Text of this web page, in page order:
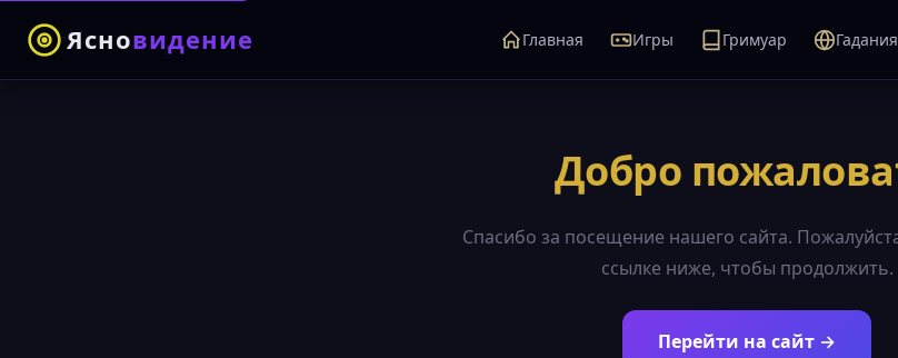
Ясновидение Главная Игры Гримуар Гадания
Добро
Спасибо за посещение нашего сайта.
ссылке ниже, чтобы продолжить.
Перейти на сайт →